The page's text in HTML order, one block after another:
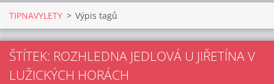
TIPNAVYLETY > Výpis tagů
ŠTÍTEK: ROZHLEDNA JEDLOVÁ U JIŘETÍNA V
LUŽICKÝCH HORÁCH